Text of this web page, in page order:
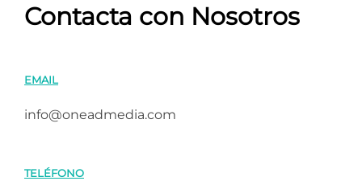
Contacta con Nosotros
EMAIL
info@oneadmedia.com
TELÉFONO